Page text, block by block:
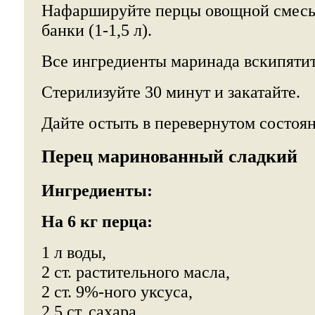
Нафаршируйте перцы овощной
банки (1-1,5 л).
Все ингредиенты маринада
Стерилизуйте 30 минут и закатайте.
Дайте остыть в перевернутом
Перец маринованный сладкий
Ингредиенты:
На 6 кг перца:
1 л воды,
2 ст. растительного масла,
2 ст. 9%-ного уксуса,
2,5 ст. сахара,